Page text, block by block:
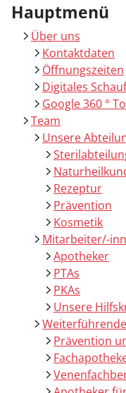
Hauptmenü
Über uns
Kontaktdaten
Öffnungszeiten
Digitales
Google 360 °
Team
Unsere
Rezeptur
Prävention
Kosmetik
Mitarbeiter/-
Apotheker
PTAs
PKAs
Unsere
Prävention